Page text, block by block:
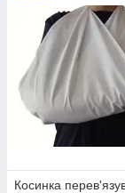
Косинка